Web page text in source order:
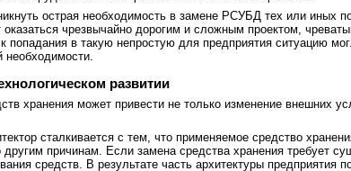
острая необходимость в замене РСУБД тех или иных
чрезвычайно дорогим и сложным проектом,
попадания в такую непростую для предприятия ситуацию
развитии
хранения может привести не только изменение внешних
сталкивается с тем, что применяемое средство
другим причинам. Если замена средства хранения требует
средств. В результате часть архитектуры